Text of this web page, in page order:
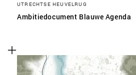
UTRECHTSE HEUVELRUG
Ambitiedocument Blauwe Agenda